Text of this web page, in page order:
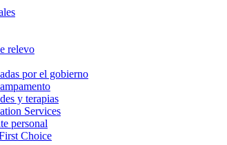
relevo
por el gobierno
y terapias
Services
personal
Choice